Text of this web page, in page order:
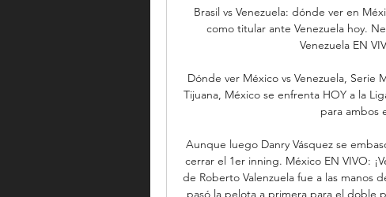
Brasil vs Venezuela: dónde ver en
como titular ante Venezuela hoy.
Venezuela EN
Dónde ver México vs Venezuela,
Tijuana, México se enfrenta HOY a la
para ambos
Aunque luego Danry Vásquez se
cerrar el 1er inning. México EN VIVO:
de Roberto Valenzuela fue a las manos
pasó la pelota a primera para el doble